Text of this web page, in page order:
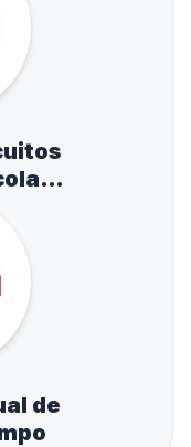
de
de